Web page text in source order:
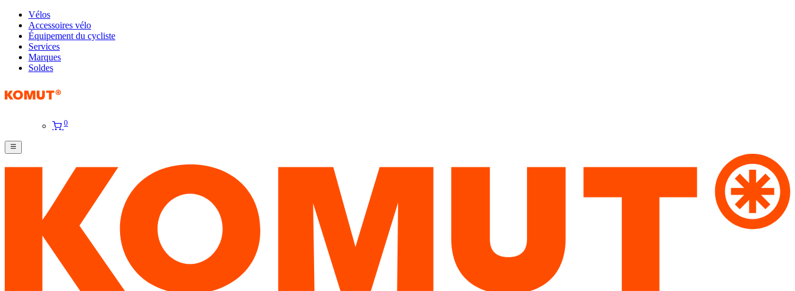
Vélos
Accessoires vélo
Équipement du cycliste
Services
Marques
Soldes
0